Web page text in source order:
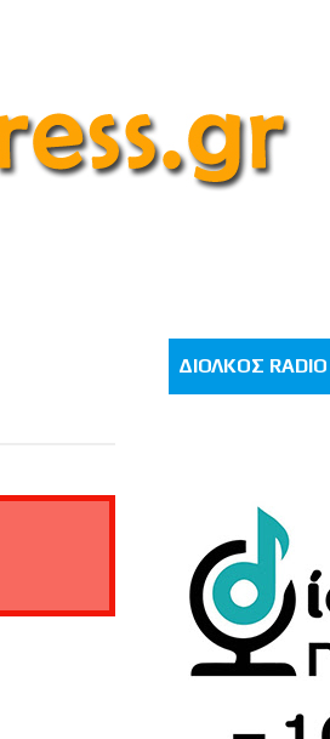
ΔΙΟΛΚΟΣ